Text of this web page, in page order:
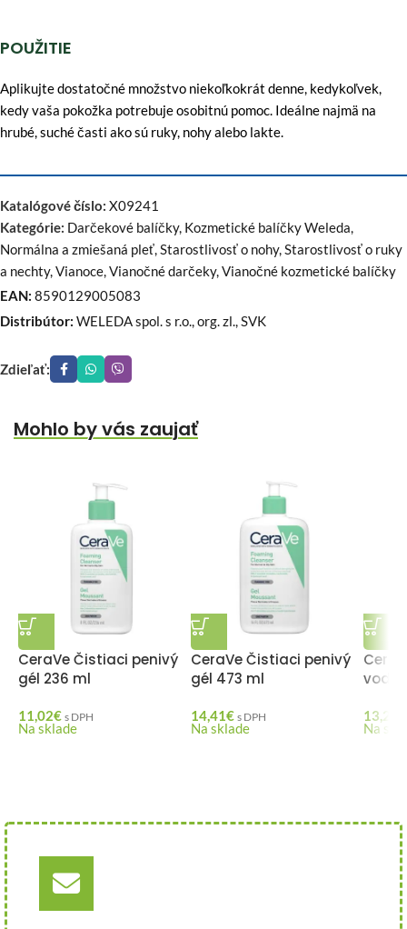
POUŽITIE
Aplikujte dostatočné množstvo niekoľkokrát denne, kedykoľvek,
kedy vaša pokožka potrebuje osobitnú pomoc. Ideálne najmä na
hrubé, suché časti ako sú ruky, nohy alebo lakte.
Katalógové číslo: X09241
Kategórie: Darčekové balíčky, Kozmetické balíčky Weleda
Normálna a zmiešaná pleť Starostlivosť o nohy, Starostlivosť o ruky
a nechty, Vianoce Vianočné darčeky, Vianočné kozmetické balíčky
EAN: 8590129005083
Distribútor: WELEDA spol. s r.o., org. zl., SVK
Zdieľať:
Mohlo by vás zaujať
CeraVe Čistiaci penivý
gél 236 ml
11,02€ s DPH
Na sklade
CeraVe Čistiaci penivý
gél 473 ml
14,41€ s DPH
Na sklade
voda
13,22
Na